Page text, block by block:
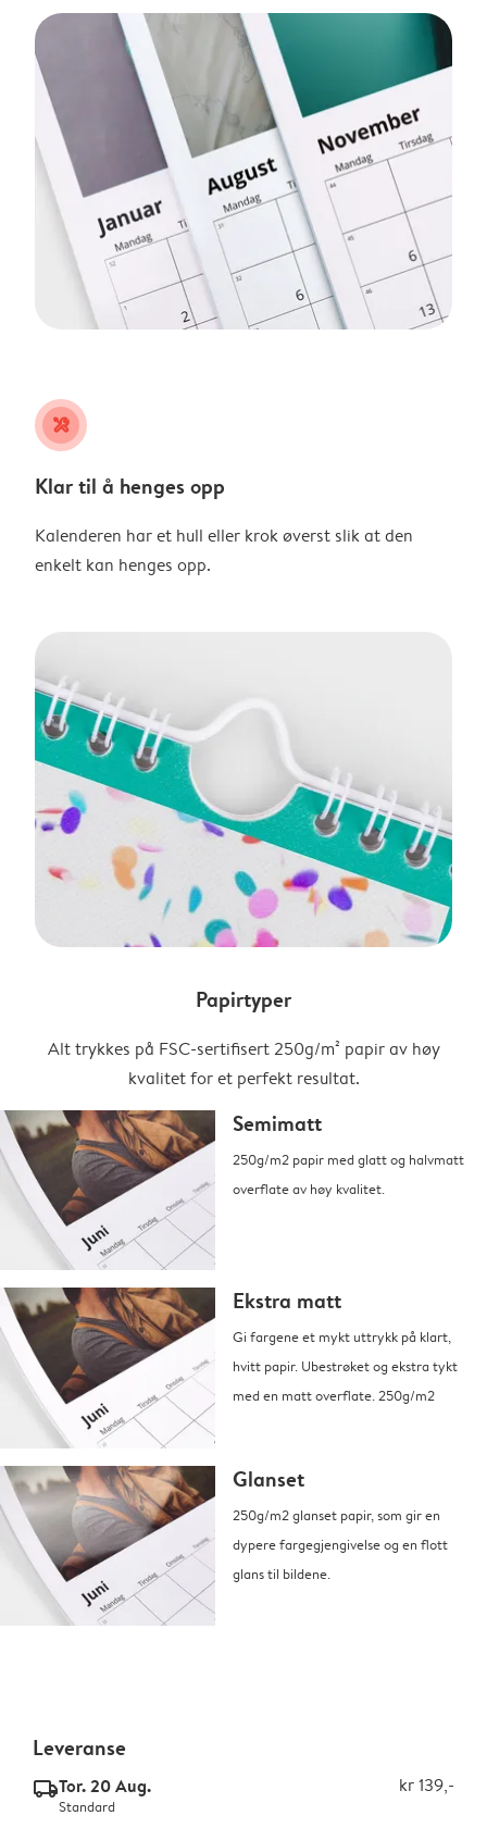
tools
Klar til å henges opp
Kalenderen har et hull eller krok øverst slik at den
enkelt kan henges opp.
Papirtyper
Alt trykkes på FSC-sertifisert 250g/m² papir av høy
kvalitet for et perfekt resultat.
Semimatt
250g/m2 papir med glatt og halvmatt
overflate av høy kvalitet.
Ekstra matt
Gi fargene et mykt uttrykk på klart,
hvitt papir. Ubestrøket og ekstra tykt
med en matt overflate. 250g/m2
Glanset
250g/m2 glanset papir, som gir en
dypere fargegjengivelse og en flott
glans til bildene.
Leveranse
delivery_standard_v2Tor. 20 Aug. kr 139,-
Standard